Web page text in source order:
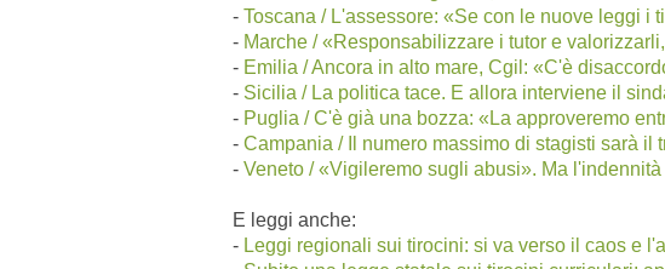
- Toscana / L'assessore: «Se con le nuove leggi
- Marche / «Responsabilizzare i tutor e
- Emilia / Ancora in alto mare, Cgil: «C'è
- Sicilia / La politica tace. E allora interviene il
- Puglia / C'è già una bozza: «La approveremo
- Campania / Il numero massimo di stagisti sarà il
- Veneto /«Vigileremo sugli abusi». Ma
E leggi anche:
- Leggi regionali sui tirocini: si va verso il caos e